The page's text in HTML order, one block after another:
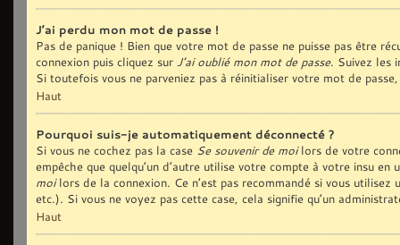
J’ai perdu mon mot de passe !
Pas de panique ! Bien que votre mot de passe ne puisse pas être
connexion puis cliquez sur J’ai oublié mon mot de passe. Suivez les
Si toutefois vous ne parveniez pas à réinitialiser votre mot de
Haut
Pourquoi suis-je automatiquement déconnecté ?
Si vous ne cochez pas la case Se souvenir de moilors de votre
empêche que quelqu’un d’autre utilise votre compte à votre insu
moilors de la connexion. Ce n’est pas recommandé si vous
etc.). Si vous ne voyez pas cette case, cela signifie qu’un
Haut